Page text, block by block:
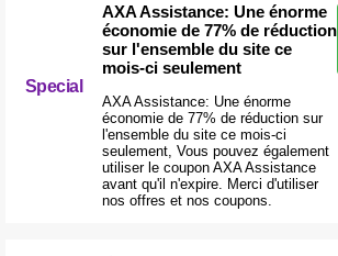
Special
AXA Assistance: Une énorme
économie de 77% de réduction
sur l'ensemble du site ce
mois-ci seulement
AXA Assistance: Une énorme
économie de 77% de réduction sur
l'ensemble du site ce mois-ci
seulement, Vous pouvez également
utiliser le coupon AXA Assistance
avant qu'il n'expire. Merci d'utiliser
nos offres et nos coupons.